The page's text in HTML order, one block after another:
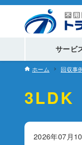
サービ
ホーム 回収事
3LDK
2026年07月